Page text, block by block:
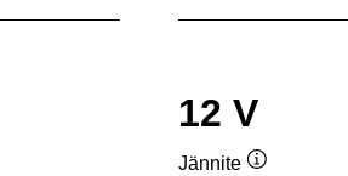
12 V
Jännite